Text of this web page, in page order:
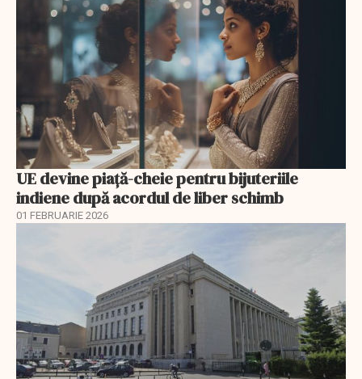
UE devine piață-cheie pentru bijuteriile
indiene după acordul de liber schimb
01 FEBRUARIE 2026